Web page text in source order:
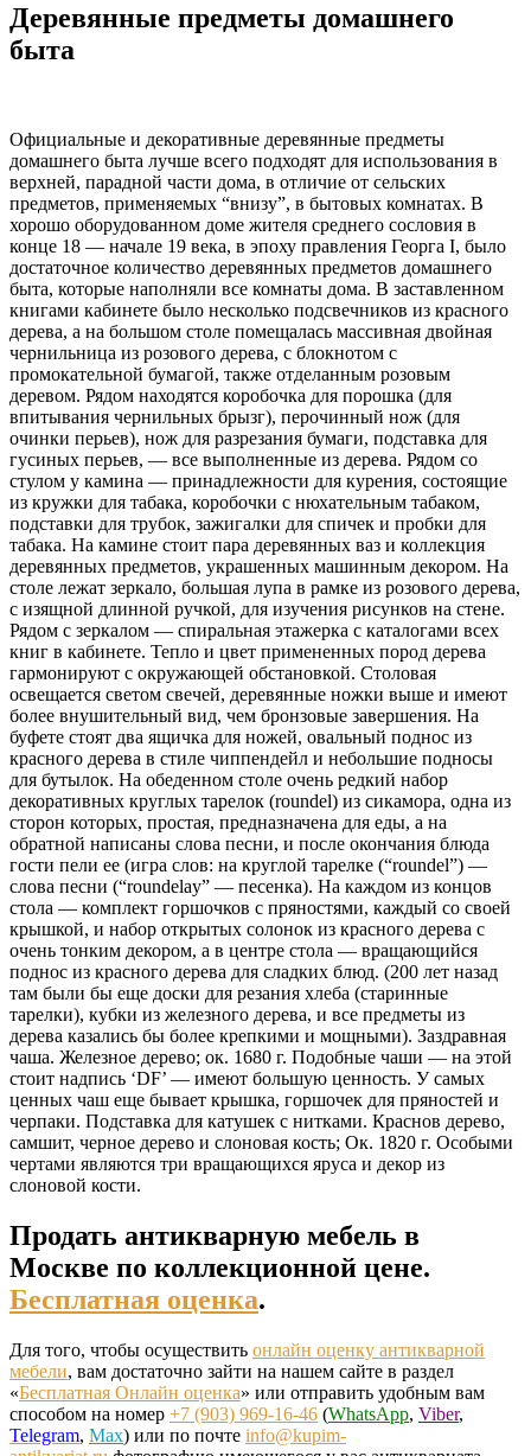
Деревянные предметы домашнего
быта
Официальные и декоративные деревянные предметы
домашнего быта лучше всего подходят для использования в
верхней, парадной части дома, в отличие от сельских
предметов, применяемых “внизу”, в бытовых комнатах. В
хорошо оборудованном доме жителя среднего сословия в
конце 18 — начале 19 века, в эпоху правления Георга I, было
достаточное количество деревянных предметов домашнего
быта, которые наполняли все комнаты дома. В заставленном
книгами кабинете было несколько подсвечников из красного
дерева, а на большом столе помещалась массивная двойная
чернильница из розового дерева, с блокнотом с
промокательной бумагой, также отделанным розовым
деревом. Рядом находятся коробочка для порошка (для
впитывания чернильных брызг), перочинный нож (для
очинки перьев), нож для разрезания бумаги, подставка для
гусиных перьев, — все выполненные из дерева. Рядом со
стулом у камина — принадлежности для курения, состоящие
из кружки для табака, коробочки с нюхательным табаком,
подставки для трубок, зажигалки для спичек и пробки для
табака. На камине стоит пара деревянных ваз и коллекция
деревянных предметов, украшенных машинным декором. На
столе лежат зеркало, большая лупа в рамке из розового дерева,
с изящной длинной ручкой, для изучения рисунков на стене.
Рядом с зеркалом — спиральная этажерка с каталогами всех
книг в кабинете. Тепло и цвет примененных пород дерева
гармонируют с окружающей обстановкой. Столовая
освещается светом свечей, деревянные ножки выше и имеют
более внушительный вид, чем бронзовые завершения. На
буфете стоят два ящичка для ножей, овальный поднос из
красного дерева в стиле чиппендейл и небольшие подносы
для бутылок. На обеденном столе очень редкий набор
декоративных круглых тарелок (roundel) из сикамора, одна из
сторон которых, простая, предназначена для еды, а на
обратной написаны слова песни, и после окончания блюда
гости пели ее (игра слов: на круглой тарелке (“roundel”) —
слова песни (“roundelay” — песенка). На каждом из концов
стола — комплект горшочков с пряностями, каждый со своей
крышкой, и набор открытых солонок из красного дерева с
очень тонким декором, а в центре стола — вращающийся
поднос из красного дерева для сладких блюд. (200 лет назад
там были бы еще доски для резания хлеба (старинные
тарелки), кубки из железного дерева, и все предметы из
дерева казались бы более крепкими и мощными). Заздравная
чаша. Железное дерево; ок. 1680 г. Подобные чаши — на этой
стоит надпись ‘DF’ — имеют большую ценность. У самых
ценных чаш еще бывает крышка, горшочек для пряностей и
черпаки. Подставка для катушек с нитками. Краснов дерево,
самшит, черное дерево и слоновая кость; Ок. 1820 г. Особыми
чертами являются три вращающихся яруса и декор из
слоновой кости.
Продать антикварную мебель в
Москве по коллекционной цене.
Бесплатная оценка.
Для того, чтобы осуществить онлайн оценку антикварной
мебели, вам достаточно зайти на нашем сайте в раздел
«Бесплатная Онлайн оценка» или отправить удобным вам
способом на номер +7 (903) 969-16-46 (WhatsApp, Viber,
Telegram, Max) или по почте info@kupim-